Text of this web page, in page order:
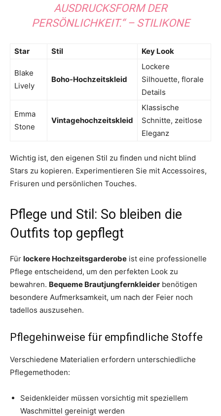
AUSDRUCKSFORM DER
PERSÖNLICHKEIT.“ – STILIKONE
Star Stil Key Look
Blake
Lively
Boho-Hochzeitskleid
Lockere
Silhouette, florale
Details
Emma
Stone
Vintagehochzeitskleid
Klassische
Schnitte, zeitlose
Eleganz
Wichtig ist, den eigenen Stil zu finden und nicht blind
Stars zu kopieren. Experimentieren Sie mit Accessoires,
Frisuren und persönlichen Touches.
Pflege und Stil: So bleiben die
Outfits top gepflegt
Für lockere Hochzeitsgarderobe ist eine professionelle
Pflege entscheidend, um den perfekten Look zu
bewahren. Bequeme Brautjungfernkleider benötigen
besondere Aufmerksamkeit, um nach der Feier noch
tadellos auszusehen.
Pflegehinweise für empfindliche Stoffe
Verschiedene Materialien erfordern unterschiedliche
Pflegemethoden:
Seidenkleider müssen vorsichtig mit speziellem
Waschmittel gereinigt werden